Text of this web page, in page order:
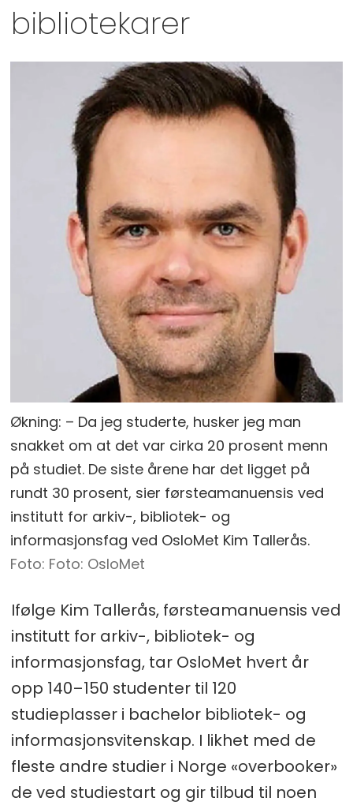
bibliotekarer
Økning: – Da jeg studerte, husker jeg man
snakket om at det var cirka 20 prosent menn
på studiet. De siste årene har det ligget på
rundt 30 prosent, sier førsteamanuensis ved
institutt for arkiv-, bibliotek- og
informasjonsfag ved OsloMet Kim Tallerås.
Foto: OsloMet
Ifølge Kim Tallerås, førsteamanuensis ved
institutt for arkiv-, bibliotek- og
informasjonsfag, tar OsloMet hvert år
opp 140–150 studenter til 120
studieplasser i bachelor bibliotek- og
informasjonsvitenskap. I likhet med de
fleste andre studier i Norge «overbooker»
de ved studiestart og gir tilbud til noen